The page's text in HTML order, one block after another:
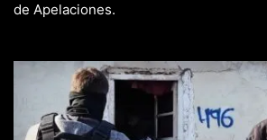
de Apelaciones.